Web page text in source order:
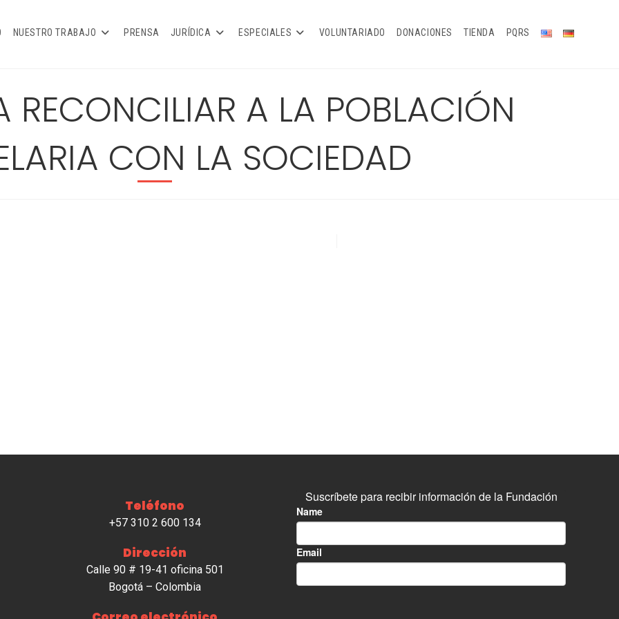
NUESTRO TRABAJO PRENSA JURÍDICA ESPECIALES VOLUNTARIADO DONACIONES TIENDA PQRS
RECONCILIAR A LA POBLACIÓN
CON LA SOCIEDAD
Teléfono
+57 310 2 600 134
Dirección
Calle 90 # 19-41 oficina 501
Bogotá – Colombia